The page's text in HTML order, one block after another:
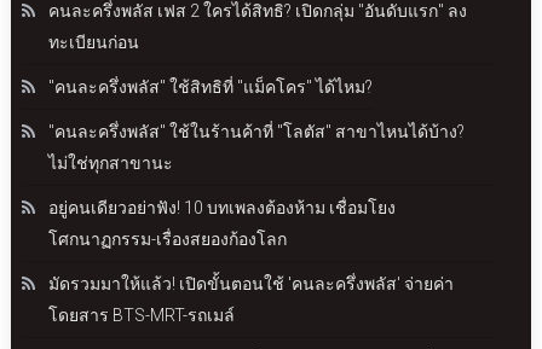
คนละครึ่งพลัส เฟส 2 ใครได้สิทธิ? เปิดกลุ่ม "อันดับแรก" ลง
ทะเบียนก่อน
"คนละครึ่งพลัส" ใช้สิทธิที่ "แม็คโคร" ได้ไหม?
"คนละครึ่งพลัส" ใช้ในร้านค้าที่ "โลตัส" สาขาไหนได้บ้าง?
ไม่ใช่ทุกสาขานะ
อยู่คนเดียวอย่าฟัง! 10 บทเพลงต้องห้าม เชื่อมโยง
โศกนาฏกรรม-เรื่องสยองก้องโลก
มัดรวมมาให้แล้ว! เปิดขั้นตอนใช้ 'คนละครึ่งพลัส' จ่ายค่า
โดยสาร BTS-MRT-รถเมล์